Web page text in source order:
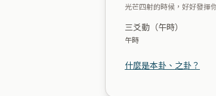
光芒四射的時候，好好發揮
三爻動（午時）
午時
什麼是本卦、之卦？